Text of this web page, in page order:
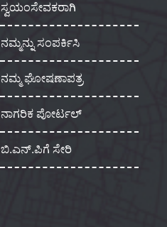
ಸ್ವಯಂಸೇವಕರಾಗಿ
ನಮ್ಮನ್ನು ಸಂಪರ್ಕಿಸಿ
ನಮ್ಮ ಘೋಷಣಾಪತ್ರ
ನಾಗರಿಕ ಪೋರ್ಟಲ್
ಬಿ.ಎನ್.ಪಿಗೆ ಸೇರಿ